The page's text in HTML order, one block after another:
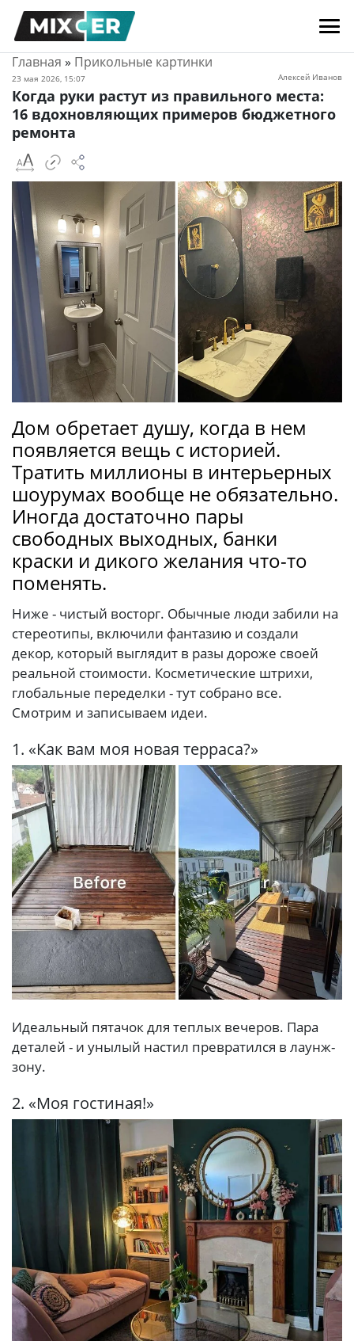
Главная » Прикольные картинки
23 мая 2026, 15:07 Алексей Иванов
Когда руки растут из правильного места:
16 вдохновляющих примеров бюджетного
ремонта
Дом обретает душу, когда в нем
появляется вещь с историей.
Тратить миллионы в интерьерных
шоурумах вообще не обязательно.
Иногда достаточно пары
свободных выходных, банки
краски и дикого желания что-то
поменять.
Ниже - чистый восторг. Обычные люди забили на
стереотипы, включили фантазию и создали
декор, который выглядит в разы дороже своей
реальной стоимости. Косметические штрихи,
глобальные переделки - тут собрано все.
Смотрим и записываем идеи.
1. «Как вам моя новая терраса?»
Идеальный пятачок для теплых вечеров. Пара
деталей - и унылый настил превратился в лаунж-
зону.
2. «Моя гостиная!»